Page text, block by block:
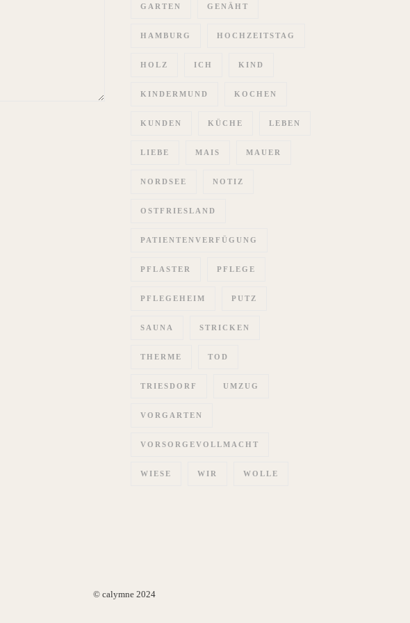
GARTEN GENÄHT
HAMBURG HOCHZEITSTAG
HOLZ ICH KIND
KINDERMUND KOCHEN
KUNDEN KÜCHE LEBEN
LIEBE MAIS MAUER
NORDSEE NOTIZ
OSTFRIESLAND
PATIENTENVERFÜGUNG
PFLASTER PFLEGE
PFLEGEHEIM PUTZ
SAUNA STRICKEN
THERME TOD
TRIESDORF UMZUG
VORGARTEN
VORSORGEVOLLMACHT
WIESE WIR WOLLE
© calymne 2024